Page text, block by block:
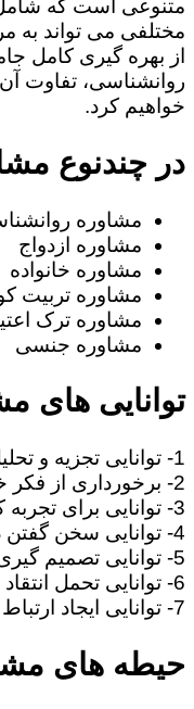
متنوعی است که
مختلفی می تواند به
از بهره گیری کامل
روانشناسی، تفاوت
خواهیم کرد.
در چندنوع
مشاوره
مشاوره ازدواج
مشاوره خانواده
مشاوره تربیت
مشاوره ترک
مشاوره جنسی
توانایی های
1- توانایی تجزیه و تحلیل و شناخت مسائل و مشکلات و استنتاج مطالب .
2- برخورداری از فکر خلاق و نوآور .
3- توانایی برای تجربه کردن یا احساس نمودن همه هیجانات آدمی نظیر غم، امید ، احساس خوشبختی ، صمیمیت .
4- توانایی سخن گفتن در جمع و ایراد سخنرانی در حضور دیگران .
5- توانایی تصمیم گیری در مواقع بحران .
6- توانایی تحمل انتقاد ، تحقیر، خشم و بی اعتنایی مددجو .
7- توانایی ایجاد ارتباط مناسب با دیگران و بیان منظور و مطالب خود به طریف مقابل.
حیطه های